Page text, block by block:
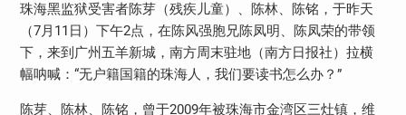
珠海黑监狱受害者陈芽（残疾儿童）、陈林、陈铭，于昨天
（7月11日）下午2点，在陈风强胞兄陈凤明、陈凤荣的带领
下，来到广州五羊新城，南方周末驻地（南方日报社）拉横
幅呐喊：“无户籍国籍的珠海人，我们要读书怎么办？”
陈芽、陈林、陈铭，曾于2009年被珠海市金湾区三灶镇，维